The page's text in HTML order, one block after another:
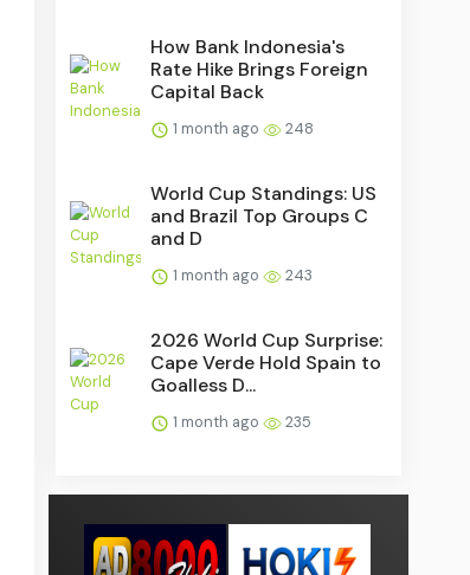
How Bank Indonesia's
Rate Hike Brings Foreign
Capital Back
1 month ago 248
World Cup Standings: US
and Brazil Top Groups C
and D
1 month ago 243
2026 World Cup Surprise:
Cape Verde Hold Spain to
Goalless D...
1 month ago 235